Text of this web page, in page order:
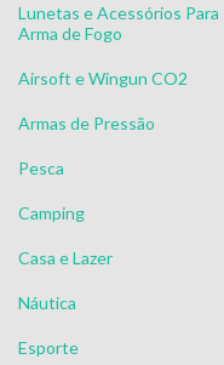
Lunetas e Acessórios Para
Arma de Fogo
Airsoft e Wingun CO2
Armas de Pressão
Pesca
Camping
Casa e Lazer
Náutica
Esporte